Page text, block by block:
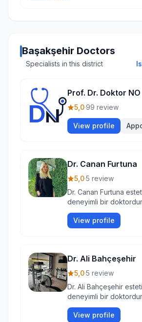
Başakşehir Doctors
Specialists in this district
Prof. Dr. Doktor NO
5,0·99 review
View profile
Dr. Canan Furtuna
5,0·5 review
Dr. Canan Furtuna
deneyimli bir
View profile
Dr. Ali Bahçeşehir
5,0·5 review
Dr. Ali Bahçeşehir
deneyimli bir
View profile